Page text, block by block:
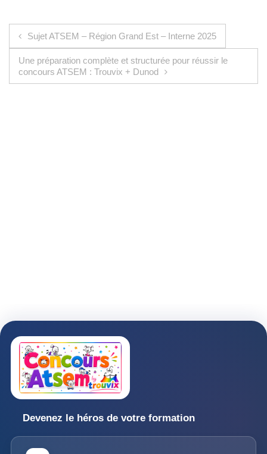
Navigation de l’article
Sujet ATSEM – Région Grand Est – Interne 2025
Une préparation complète et structurée pour réussir le
concours ATSEM : Trouvix + Dunod
Devenez le héros de votre formation